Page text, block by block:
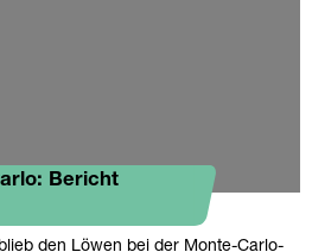
Bericht
den Löwen bei der Monte-Carlo-